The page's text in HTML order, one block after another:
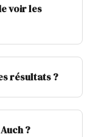
voir les
résultats ?
?